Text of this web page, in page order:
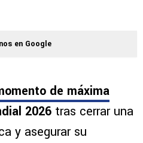
en Google
de máxima
2026 tras cerrar una
y asegurar su